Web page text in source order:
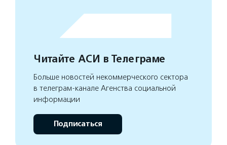
Читайте АСИ в Телеграме
Больше новостей некоммерческого сектора
в телеграм-канале Агенства социальной
информации
Подписаться